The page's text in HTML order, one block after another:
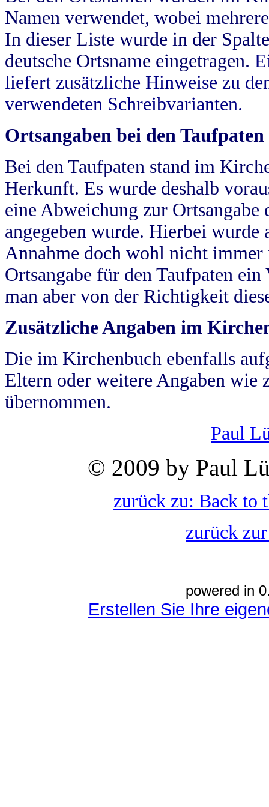
Namen verwendet, wobei
In dieser Liste wurde in der
deutsche Ortsname eingetragen.
liefert zusätzliche Hinweise zu
verwendeten Schreibvarianten.
Ortsangaben bei den Taufpaten
Bei den Taufpaten stand im
Herkunft. Es wurde deshalb
eine Abweichung zur
angegeben wurde. Hierbei wurde
Annahme doch wohl nicht
Ortsangabe für den Taufpaten
man aber von der Richtigkeit
Zusätzliche Angaben im
Die im Kirchenbuch ebenfalls
Eltern oder weitere Angaben wie
übernommen.
Paul
© 2009 by Paul
zurück zu: Back to
zurück
powered in
Erstellen Sie Ihre